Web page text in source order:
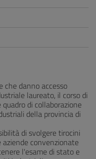
che danno accesso
laureato, il corso di
di collaborazione
della provincia di
di svolgere tirocini
convenzionate
l'esame di stato e